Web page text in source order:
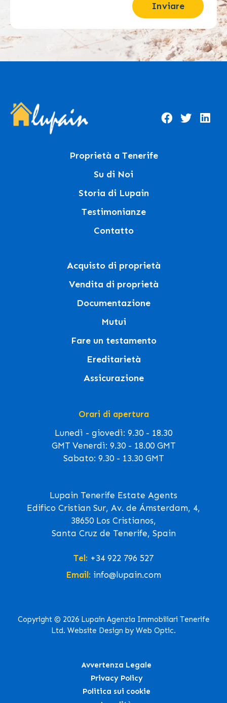
Inviare
Proprietà a Tenerife
Su di Noi
Storia di Lupain
Testimonianze
Contatto
Acquisto di proprietà
Vendita di proprietà
Documentazione
Mutui
Fare un testamento
Ereditarietà
Assicurazione
Orari di apertura
Lunedì - giovedì: 9.30 - 18.30
GMT Venerdì: 9.30 - 18.00 GMT
Sabato: 9.30 - 13.30 GMT
Lupain Tenerife Estate Agents
Edifico Cristian Sur, Av. de Ámsterdam, 4,
38650 Los Cristianos,
Santa Cruz de Tenerife, Spain
Tel: +34 922 796 527
Email: info@lupain.com
Copyright © 2026 Lupain Agenzia Immobiliari Tenerife
Ltd. Website Design by Web Optic.
Avvertenza Legale
Privacy Policy
Politica sui cookie